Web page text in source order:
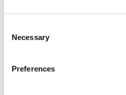
Selection
Necessary
Preferences